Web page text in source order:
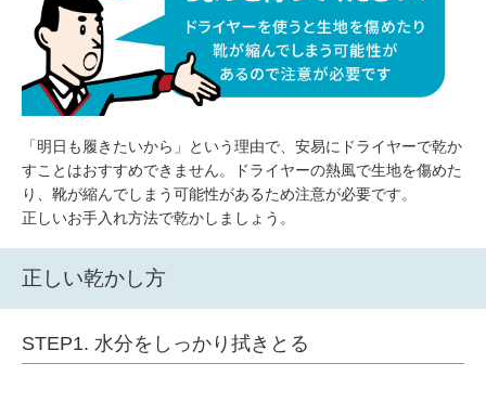
「明日も履きたいから」という理由で、安易にドライヤーで乾か
すことはおすすめできません。ドライヤーの熱風で生地を傷めた
り、靴が縮んでしまう可能性があるため注意が必要です。
正しいお手入れ方法で乾かしましょう。
正しい乾かし方
STEP1. 水分をしっかり拭きとる